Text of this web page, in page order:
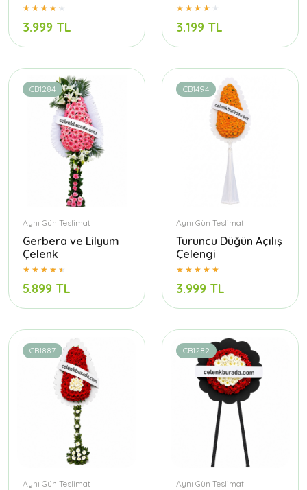
3.999 TL 3.199 TL
CB1284
Aynı Gün Teslimat
Gerbera ve Lilyum
Çelenk
5.899 TL
CB1494
Aynı Gün Teslimat
Turuncu Düğün Açılış
Çelengi
3.999 TL
CB1887
Aynı Gün Teslimat
CB1282
Aynı Gün Teslimat